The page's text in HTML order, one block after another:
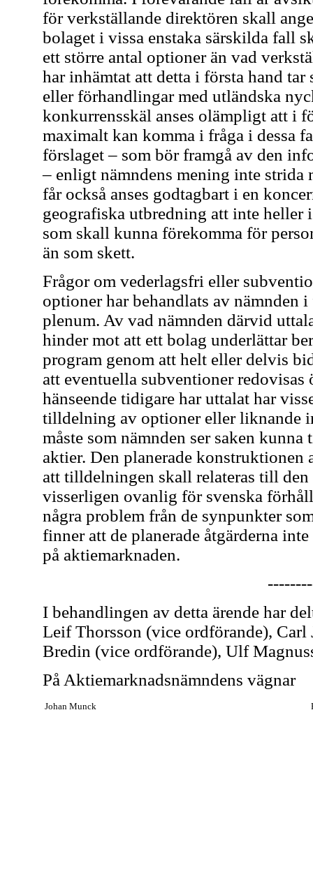
för verkställande direktören skall
bolaget i vissa enstaka särskilda fall
ett större antal optioner än vad
har inhämtat att detta i första hand
eller förhandlingar med utländska
konkurrensskäl anses olämpligt att i
maximalt kan komma i fråga i dessa
förslaget – som bör framgå av den
– enligt nämndens mening inte strida
får också anses godtagbart i en
geografiska utbredning att inte
som skall kunna förekomma för
än som skett.
Frågor om vederlagsfri eller
optioner har behandlats av nämnden
plenum. Av vad nämnden därvid
hinder mot att ett bolag underlättar
program genom att helt eller delvis
att eventuella subventioner redovisas
hänseende tidigare har uttalat har
tilldelning av optioner eller liknande
måste som nämnden ser saken kunna
aktier. Den planerade konstruktionen
att tilldelningen skall relateras till den
visserligen ovanlig för svenska
några problem från de synpunkter
finner att de planerade åtgärderna
på aktiemarknaden.
I behandlingen av detta ärende har
Leif Thorsson (vice ordförande),
Bredin (vice ordförande), Ulf
På Aktiemarknadsnämndens vägnar
Johan Munck